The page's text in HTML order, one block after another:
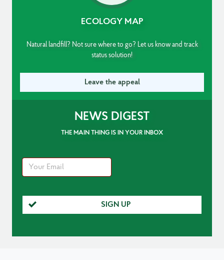
ECOLOGY MAP
Natural landfill? Not sure where to go? Let us know and track
status solution!
Leave the appeal
NEWS DIGEST
THE MAIN THING IS IN YOUR INBOX
SIGN UP